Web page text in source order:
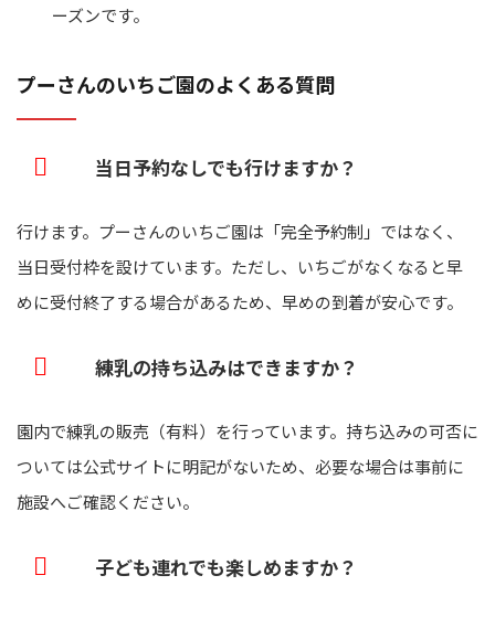
ーズンです。
プーさんのいちご園のよくある質問
当日予約なしでも行けますか？
行けます。プーさんのいちご園は「完全予約制」ではなく、
当日受付枠を設けています。ただし、いちごがなくなると早
めに受付終了する場合があるため、早めの到着が安心です。
練乳の持ち込みはできますか？
園内で練乳の販売（有料）を行っています。持ち込みの可否に
ついては公式サイトに明記がないため、必要な場合は事前に
施設へご確認ください。
子ども連れでも楽しめますか？